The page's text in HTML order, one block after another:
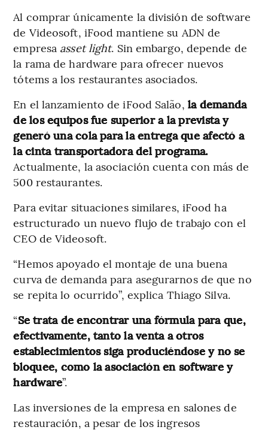
Al comprar únicamente la división de software
de Videosoft, iFood mantiene su ADN de
empresa asset light. Sin embargo, depende de
la rama de hardware para ofrecer nuevos
tótems a los restaurantes asociados.
En el lanzamiento de iFood Salão, la demanda
de los equipos fue superior a la prevista y
generó una cola para la entrega que afectó a
la cinta transportadora del programa.
Actualmente, la asociación cuenta con más de
500 restaurantes.
Para evitar situaciones similares, iFood ha
estructurado un nuevo flujo de trabajo con el
CEO de Videosoft.
“Hemos apoyado el montaje de una buena
curva de demanda para asegurarnos de que no
se repita lo ocurrido”, explica Thiago Silva.
“Se trata de encontrar una fórmula para que,
efectivamente, tanto la venta a otros
establecimientos siga produciéndose y no se
bloquee, como la asociación en software y
hardware”.
Las inversiones de la empresa en salones de
restauración, a pesar de los ingresos